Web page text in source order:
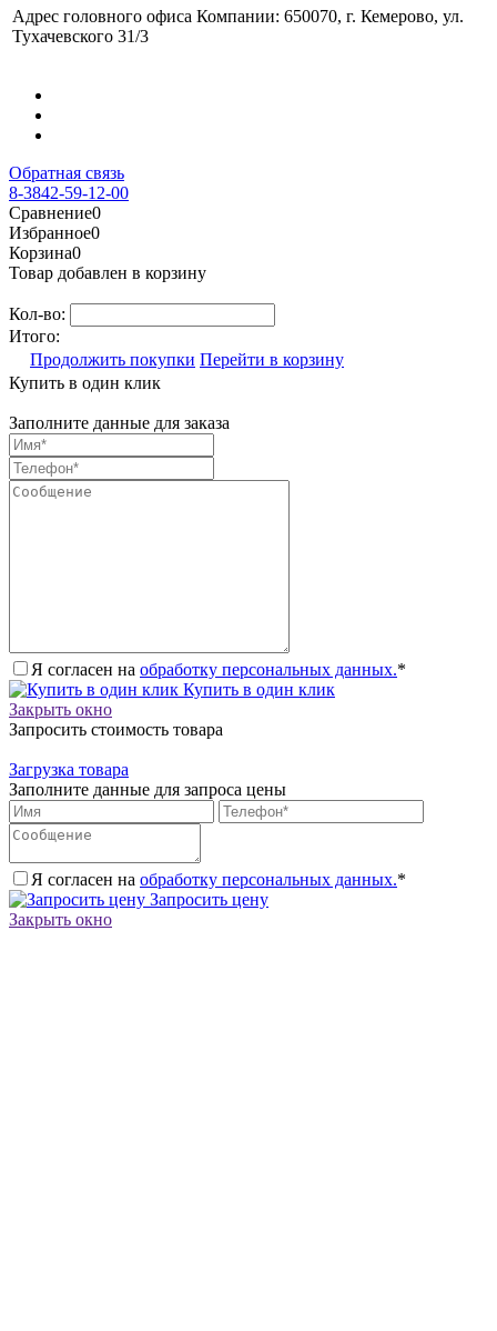
Адрес головного офиса Компании: 650070, г. Кемерово, ул.
Тухачевского 31/3
Обратная связь
8-3842-59-12-00
Сравнение0
Избранное0
Корзина0
Товар добавлен в корзину
Кол-во:
Итого:
Продолжить покупки Перейти в корзину
Купить в один клик
Заполните данные для заказа
Я согласен на обработку персональных данных.*
Купить в один клик
Закрыть окно
Запросить стоимость товара
Загрузка товара
Заполните данные для запроса цены
Я согласен на обработку персональных данных.*
Запросить цену
Закрыть окно